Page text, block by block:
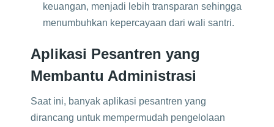
keuangan, menjadi lebih transparan sehingga
menumbuhkan kepercayaan dari wali santri.
Aplikasi Pesantren yang
Membantu Administrasi
Saat ini, banyak aplikasi pesantren yang
dirancang untuk mempermudah pengelolaan